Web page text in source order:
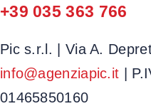
+39 035 363 766
Pic s.r.l. Via A.
info@agenziapic.it
01465850160